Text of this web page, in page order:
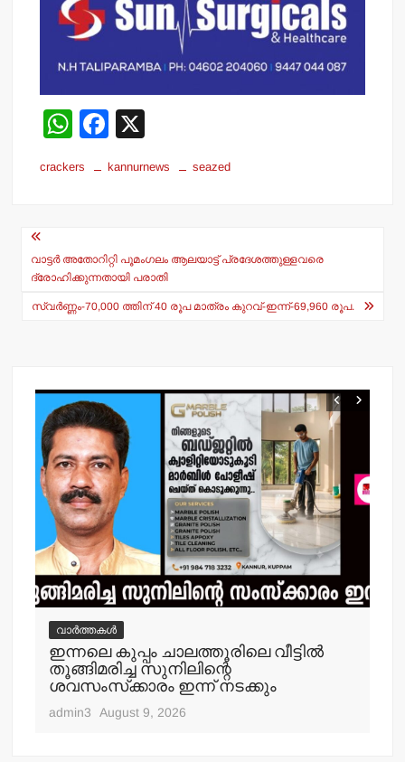
W
at
p
p
F
a
c
o
o
crackers kannurnews seazed
Post
navigation
വാട്ടര്‍ അതോറിറ്റി പൂമംഗലം ആലയാട്ട് പ്രദേശത്തുള്ളവരെ
ദ്രോഹിക്കുന്നതായി പരാതി
സ്വര്‍ണ്ണം-70,000 ത്തിന് 40 രൂപ മാത്രം കുറവ്-ഇന്ന്-69,960 രൂപ.
വാർത്തകൾ
ഇന്നലെ കുപ്പം ചാലത്തൂരിലെ വീട്ടില്‍
തൂങ്ങിമരിച്ച സുനിലിന്റെ
ശവസംസ്‌ക്കാരം ഇന്ന് നടക്കും
admin3 August 9, 2026